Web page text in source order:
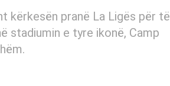
kërkesën pranë La Ligës për të
stadiumin e tyre ikonë, Camp